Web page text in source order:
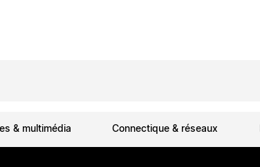
& multimédia Connectique & réseaux